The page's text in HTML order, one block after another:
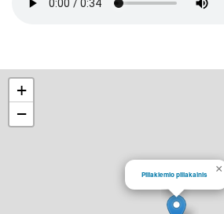
Piliakiemio piliakalnis ×
+
−